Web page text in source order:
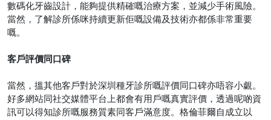
數碼化牙齒設計，能夠提供精確嘅治療方案，並減少手術風險。
當然，了解診所係咪持續更新佢嘅設備及技術亦都係非常重要
嘅。
客戶評價同口碑
當然，搵其他客戶對於深圳種牙診所嘅評價同口碑亦唔容小覷。
好多網站同社交媒體平台上都會有用戶嘅真實評價，透過呢啲資
訊可以得知診所嘅服務質素同客戶滿意度。格倫菲爾自成立以